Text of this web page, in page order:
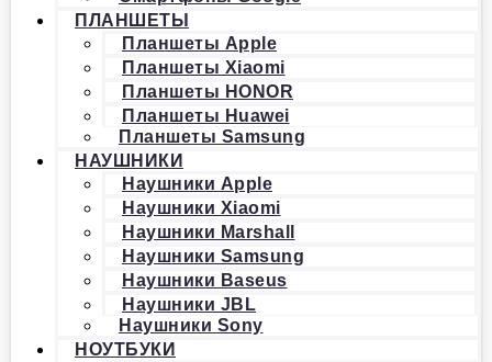
ПЛАНШЕТЫ
Планшеты Apple
Планшеты Xiaomi
Планшеты HONOR
Планшеты Huawei
Планшеты Samsung
НАУШНИКИ
Наушники Apple
Наушники Xiaomi
Наушники Marshall
Наушники Samsung
Наушники Baseus
Наушники JBL
Наушники Sony
НОУТБУКИ